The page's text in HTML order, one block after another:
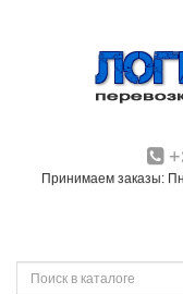
Принимаем заказы: